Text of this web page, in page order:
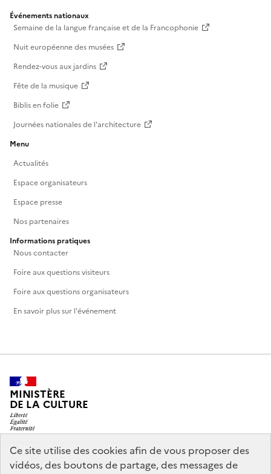
Ce site utilise des cookies afin de vous proposer des
vidéos, des boutons de partage, des messages de
Événements nationaux
Semaine de la langue française et de la Francophonie
Nuit européenne des musées
Rendez-vous aux jardins
Fête de la musique
Biblis en folie
Journées nationales de l'architecture
Menu
Actualités
Espace organisateurs
Espace presse
Nos partenaires
Informations pratiques
Nous contacter
Foire aux questions visiteurs
Foire aux questions organisateurs
En savoir plus sur l'événement
MINISTÈRE
DE LA CULTURE
legifrance.gouv.fr info.gouv.fr